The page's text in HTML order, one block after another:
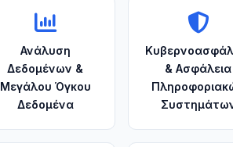
Ανάλυση
Δεδομένων &
Μεγάλου Όγκου
Δεδομένα
& Ασφάλεια